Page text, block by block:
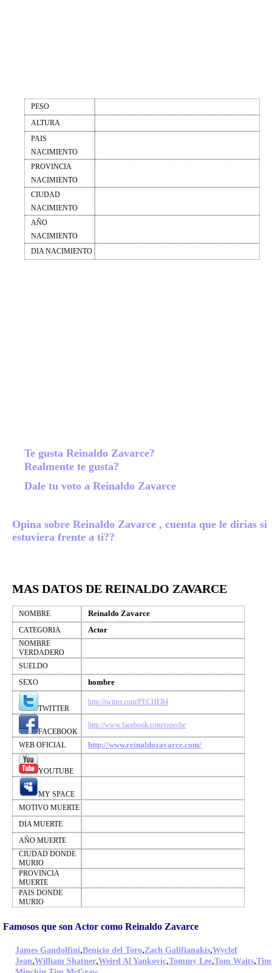
PESO
ALTURA
PAIS
NACIMIENTO
PROVINCIA
NACIMIENTO
CIUDAD
NACIMIENTO
AÑO
NACIMIENTO
DIA NACIMIENTO
Te gusta Reinaldo Zavarce?
Realmente te gusta?
Dale tu voto a Reinaldo Zavarce
Opina sobre Reinaldo Zavarce , cuenta que le dirias si
estuviera frente a ti??
MAS DATOS DE REINALDO ZAVARCE
NOMBRE Reinaldo Zavarce
CATEGORIA Actor
NOMBRE
VERDADERO
SUELDO
SEXO
hombre
TWITTER
http://twitter.com/PECHE84
FACEBOOK
http://www.facebook.com/rzpeche
WEB OFICIAL http://www.reinaldozavarce.com/
YOUTUBE
MY SPACE
MOTIVO MUERTE
DIA MUERTE
AÑO MUERTE
CIUDAD DONDE
MURIO
PROVINCIA
MUERTE
PAIS DONDE
MURIO
Famosos que son Actor como Reinaldo Zavarce
James Gandolfini,Benicio del Toro,Zach Galifianakis,Wyclef
Jean,William Shatner,Weird Al Yankovic,Tommy Lee,Tom Waits,Tim